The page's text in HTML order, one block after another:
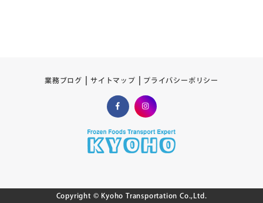
業務ブログ サイトマップ プライバシーポリシー
Copyright © Kyoho Transportation Co.,Ltd.